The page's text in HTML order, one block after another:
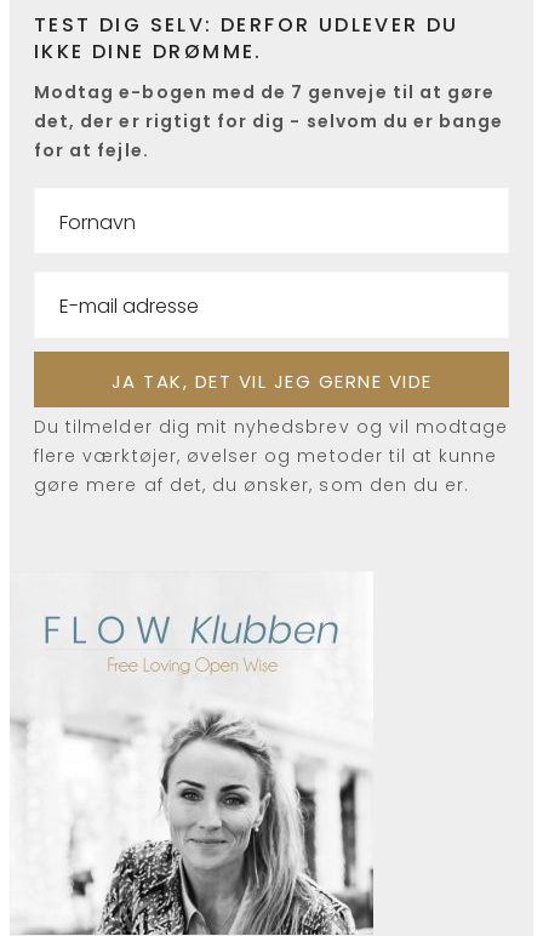
TEST DIG SELV: DERFOR UDLEVER DU
IKKE DINE DRØMME.
Modtag e-bogen med de 7 genveje til at gøre
det, der er rigtigt for dig - selvom du er bange
for at fejle.
Du tilmelder dig mit nyhedsbrev og vil modtage
flere værktøjer, øvelser og metoder til at kunne
gøre mere af det, du ønsker, som den du er.